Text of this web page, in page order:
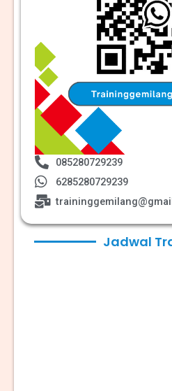
085280729239
6285280729239
Jadwal